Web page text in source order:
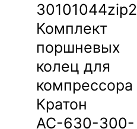
30101044zip2
Комплект
поршневых
колец для
компрессора
Кратон
АС-630-300-